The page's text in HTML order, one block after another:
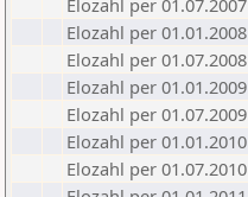
Elozahl per 01.07.2007
Elozahl per 01.01.2008
Elozahl per 01.07.2008
Elozahl per 01.01.2009
Elozahl per 01.07.2009
Elozahl per 01.01.2010
Elozahl per 01.07.2010